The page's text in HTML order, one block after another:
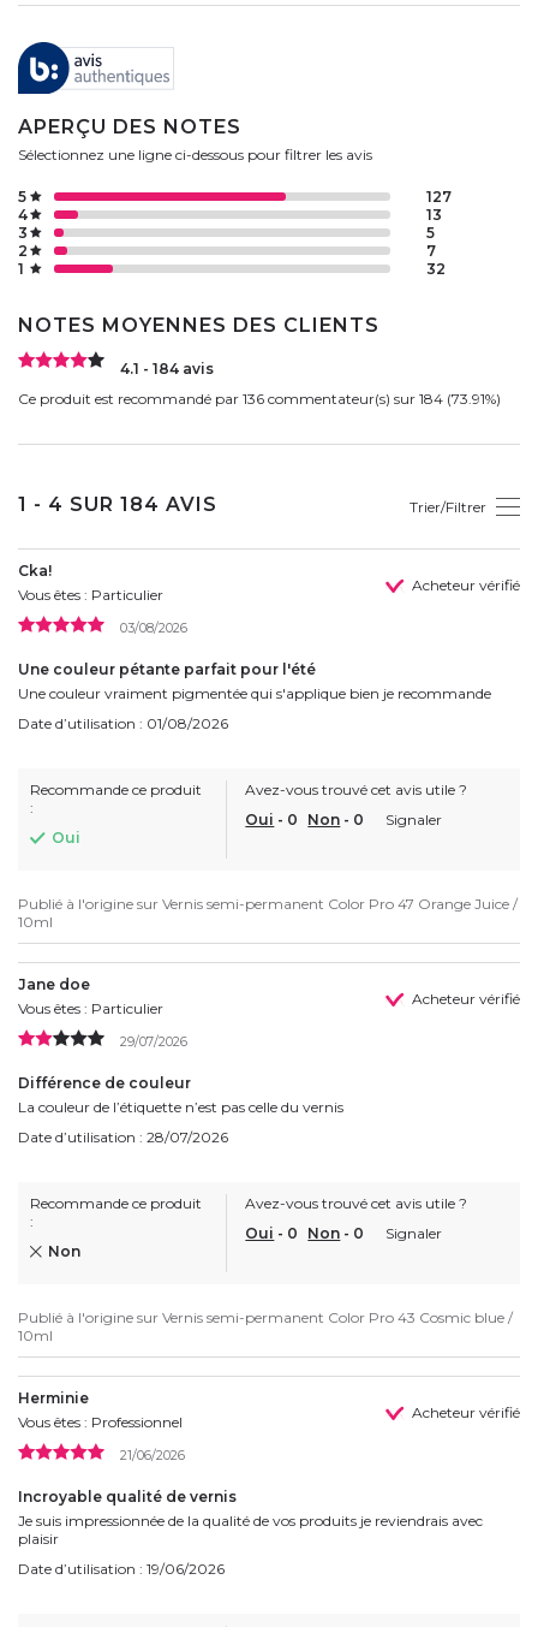
APERÇU DES NOTES
Sélectionnez une ligne ci-dessous pour filtrer les avis
1 32
2 7
3 5
4 13
5 127
NOTES MOYENNES DES CLIENTS
4.1 - 184 avis
Ce produit est recommandé par 136 commentateur(s) sur 184 (73.91%)
1 - 4 SUR 184 AVIS Trier/Filtrer
Cka!
Vous êtes : Particulier
Acheteur vérifié
03/08/2026
Une couleur pétante parfait pour l'été
Une couleur vraiment pigmentée qui s'applique bien je recommande
Date d’utilisation : 01/08/2026
Recommande ce produit
:
Oui
Avez-vous trouvé cet avis utile ?
Oui - 0 Non - 0 Signaler
Publié à l'origine sur Vernis semi-permanent Color Pro 47 Orange Juice /
10ml
Jane doe
Vous êtes : Particulier
Acheteur vérifié
29/07/2026
Différence de couleur
La couleur de l’étiquette n’est pas celle du vernis
Date d’utilisation : 28/07/2026
Recommande ce produit
:
Non
Avez-vous trouvé cet avis utile ?
Oui - 0 Non - 0 Signaler
Publié à l'origine sur Vernis semi-permanent Color Pro 43 Cosmic blue /
10ml
Herminie
Vous êtes : Professionnel
Acheteur vérifié
21/06/2026
Incroyable qualité de vernis
Je suis impressionnée de la qualité de vos produits je reviendrais avec
plaisir
Date d’utilisation : 19/06/2026